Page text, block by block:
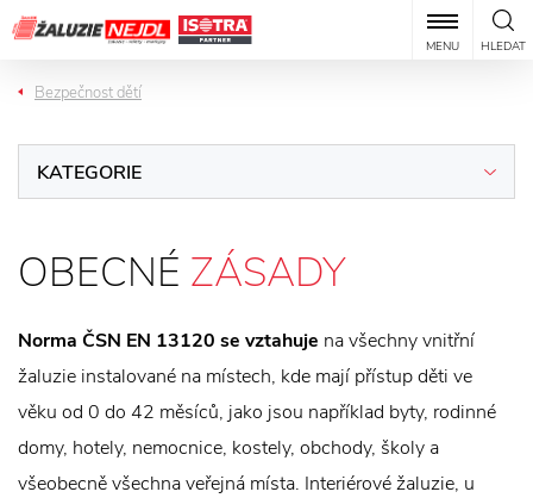
HLEDAT
MENU
Bezpečnost dětí
KATEGORIE
OBECNÉ ZÁSADY
Norma ČSN EN 13120 se vztahuje na všechny vnitřní
žaluzie instalované na místech, kde mají přístup děti ve
věku od 0 do 42 měsíců, jako jsou například byty, rodinné
domy, hotely, nemocnice, kostely, obchody, školy a
všeobecně všechna veřejná místa. Interiérové žaluzie, u